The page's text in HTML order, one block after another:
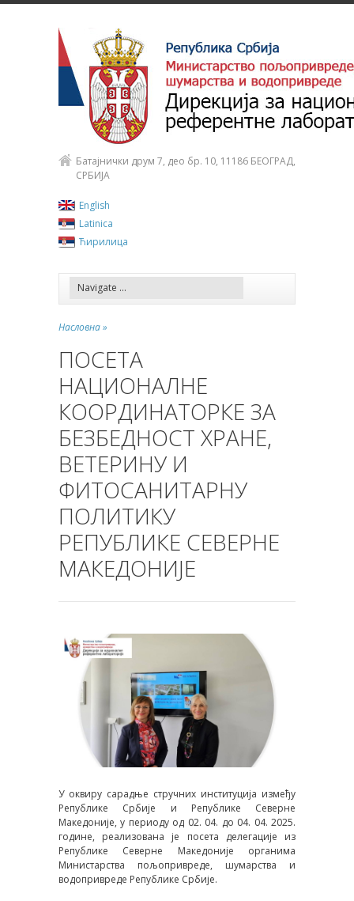
Батајнички друм 7, део бр. 10, 11186 БЕОГРАД,
СРБИЈА
English
Latinica
Ћирилица
Насловна »
ПОСЕТА
НАЦИОНАЛНЕ
КООРДИНАТОРКЕ ЗА
БЕЗБЕДНОСТ ХРАНЕ,
ВЕТЕРИНУ И
ФИТОСАНИТАРНУ
ПОЛИТИКУ
РЕПУБЛИКЕ СЕВЕРНЕ
МАКЕДОНИЈЕ
У оквиру сарадње стручних институција између
Републике Србије и Републике Северне
Македоније, у периоду од 02. 04. до 04. 04. 2025.
године, реализована је посета делегације из
Републике Северне Македоније органима
Министарства пољопривреде, шумарства и
водопривреде Републике Србије.